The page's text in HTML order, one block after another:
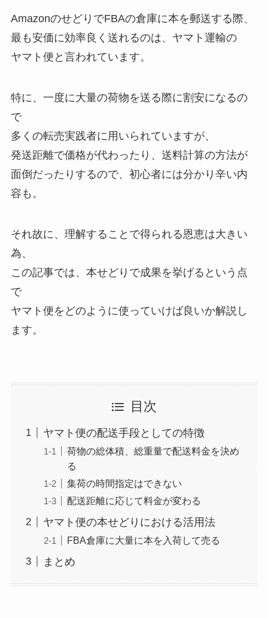
AmazonのせどりでFBAの倉庫に本を郵送する際、
最も安価に効率良く送れるのは、ヤマト運輸の
ヤマト便と言われています。
特に、一度に大量の荷物を送る際に割安になるの
で
多くの転売実践者に用いられていますが、
発送距離で価格が代わったり、送料計算の方法が
面倒だったりするので、初心者には分かり辛い内
容も。
それ故に、理解することで得られる恩恵は大きい
為、
この記事では、本せどりで成果を挙げるという点
で
ヤマト便をどのように使っていけば良いか解説し
ます。
目次
ヤマト便の配送手段としての特徴
荷物の総体積、総重量で配送料金を決め
る
集荷の時間指定はできない
配送距離に応じて料金が変わる
ヤマト便の本せどりにおける活用法
FBA倉庫に大量に本を入荷して売る
まとめ